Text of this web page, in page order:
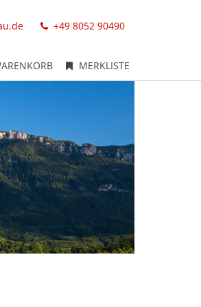
+49 8052 90490
MERKLISTE